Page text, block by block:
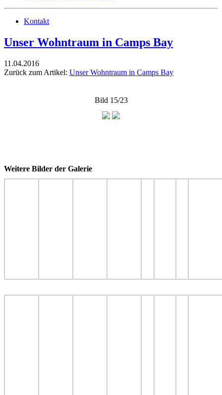
Kontakt
Unser Wohntraum in Camps Bay
11.04.2016
Zurück zum Artikel: Unser Wohntraum in Camps Bay
Bild 15/23
Weitere Bilder der Galerie